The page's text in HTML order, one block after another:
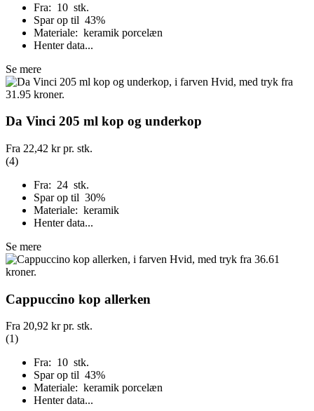
Fra: 10 stk.
Spar op til 43%
Materiale: keramik porcelæn
Henter data...
Se mere
Da Vinci 205 ml kop og underkop
Fra 22,42 krpr. stk.
(4)
Fra: 24 stk.
Spar op til 30%
Materiale: keramik
Henter data...
Se mere
Cappuccino kop allerken
Fra 20,92 krpr. stk.
(1)
Fra: 10 stk.
Spar op til 43%
Materiale: keramik porcelæn
Henter data...